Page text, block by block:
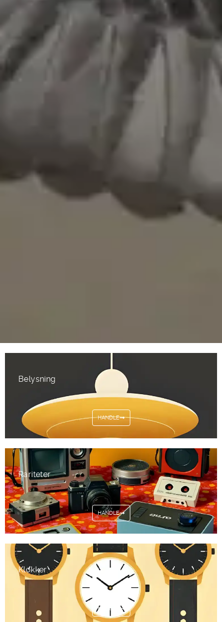
Belysning
HANDLE
Rariteter
HANDLE
Klokker
HANDLE